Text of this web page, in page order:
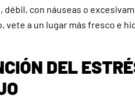
débil, con náuseas o
vete a un lugar más fresco e
DEL